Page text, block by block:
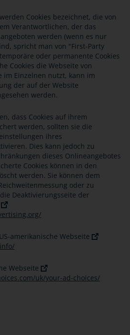
Cookies bezeichnet, die von
Verantwortlichen, der das
werden (wenn es nur
spricht man von "First-Party
oder permanente Cookies
Cookies die Webseite von
im Einzelnen nutzt, kann im
der auf der Website
werden.
dass Cookies auf ihrem
werden, sollten sie die
ihres
Dies kann jedoch zu
dieses Onlineangebotes
Cookies können in den
werden. Sie können dem
oder zu
Deaktivierungsseite der
amerikanische Webseite
Webseite
uk/your-ad-choices/